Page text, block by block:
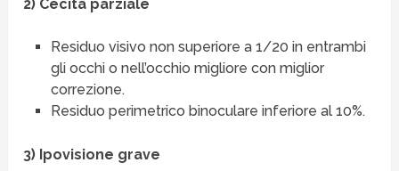
2) Cecità parziale
Residuo visivo non superiore a 1/20 in entrambi
gli occhi o nell’occhio migliore con miglior
correzione.
Residuo perimetrico binoculare inferiore al 10%.
3) Ipovisione grave